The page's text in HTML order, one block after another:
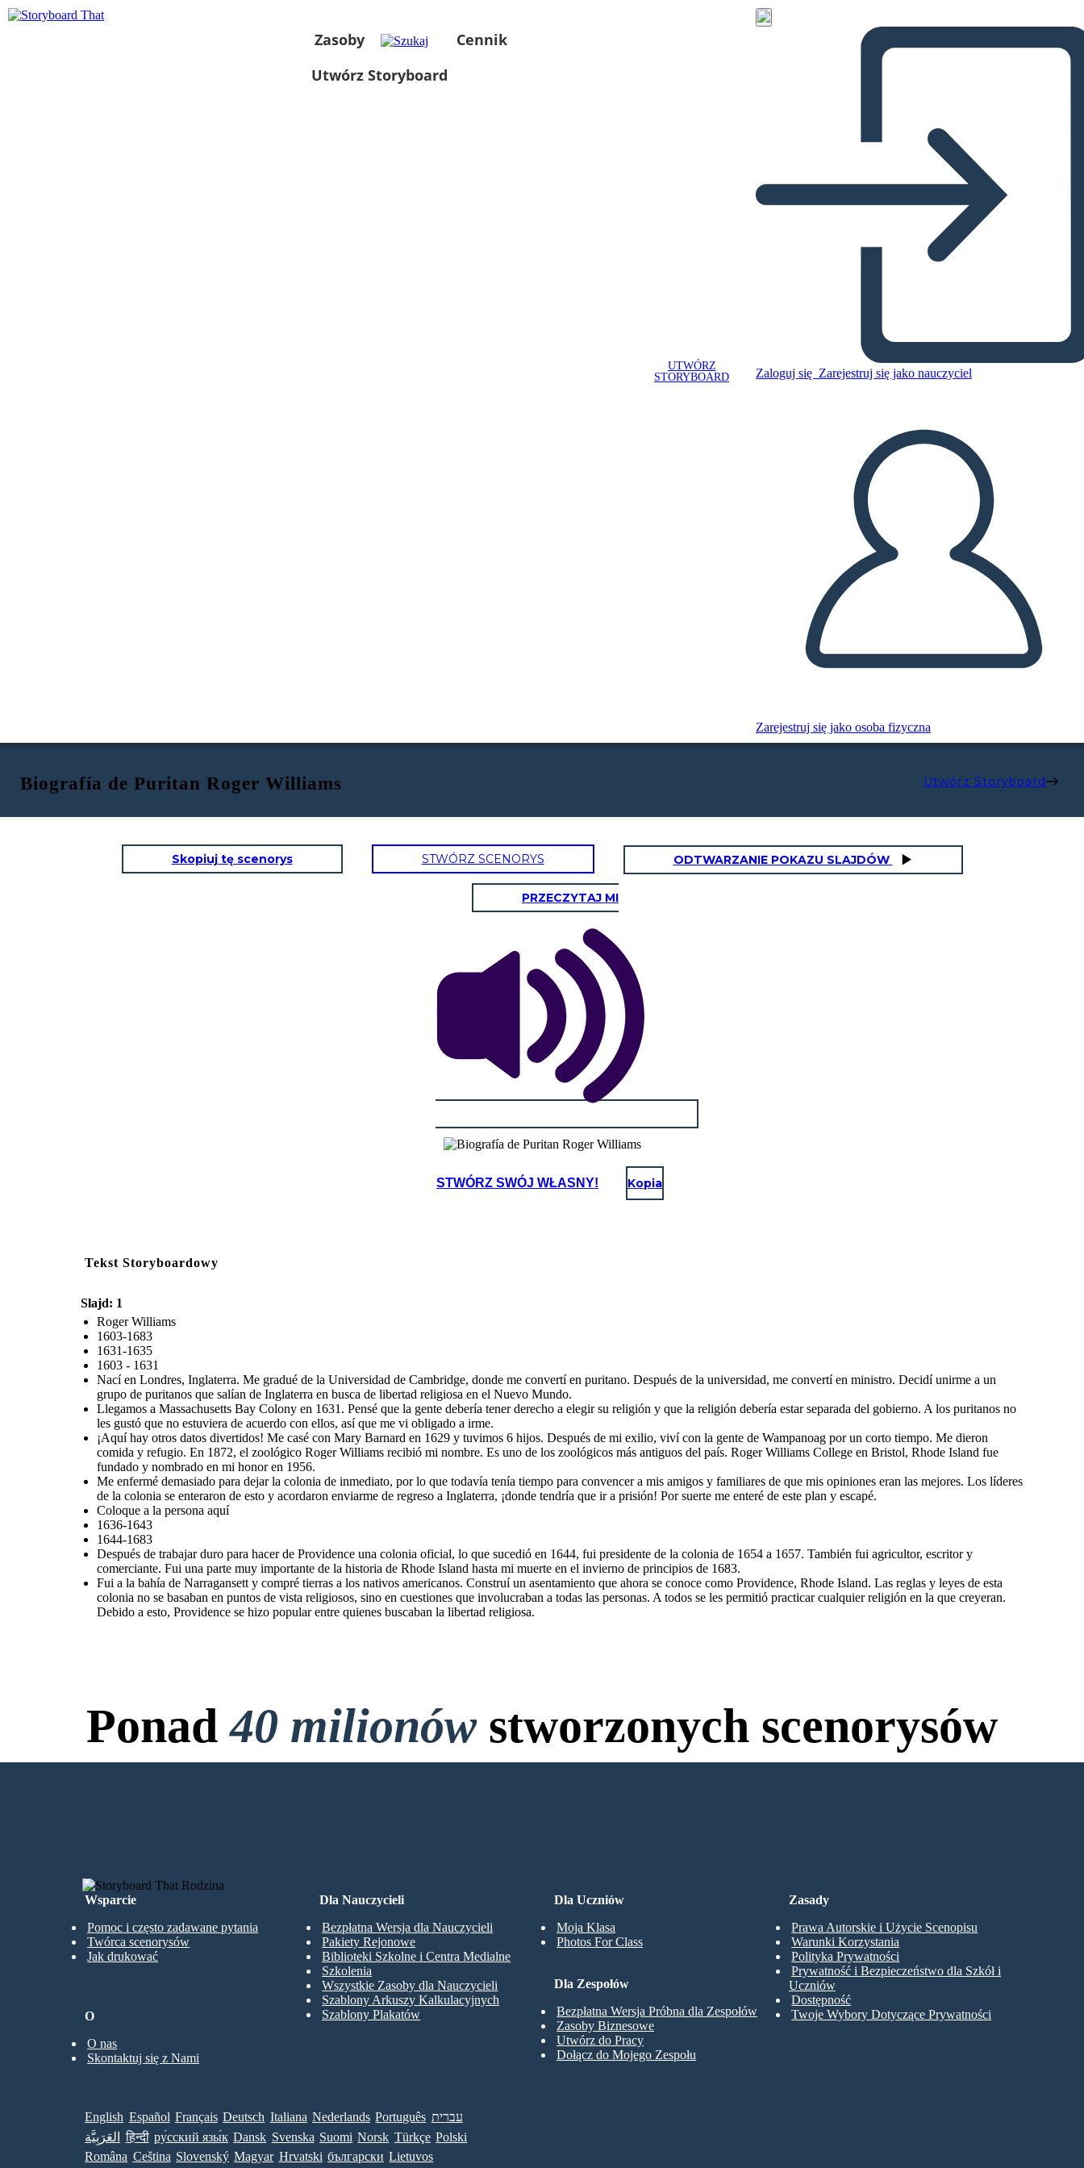
Zasoby
Cennik
Utwórz Storyboard
UTWÓRZ
STORYBOARD
Zaloguj się Zarejestruj się jako nauczyciel
Zarejestruj się jako osoba fizyczna
Biografía de Puritan Roger Williams Utwórz Storyboard
Skopiuj tę scenorys STWÓRZ SCENORYS ODTWARZANIE POKAZU SLAJDÓW
PRZECZYTAJ MI
STWÓRZ SWÓJ WŁASNY! Kopia
Tekst Storyboardowy
Slajd: 1
Roger Williams
1603-1683
1631-1635
1603 - 1631
Nací en Londres, Inglaterra. Me gradué de la Universidad de Cambridge, donde me convertí en puritano. Después de la universidad, me convertí en ministro. Decidí unirme a un
grupo de puritanos que salían de Inglaterra en busca de libertad religiosa en el Nuevo Mundo.
Llegamos a Massachusetts Bay Colony en 1631. Pensé que la gente debería tener derecho a elegir su religión y que la religión debería estar separada del gobierno. A los puritanos no
les gustó que no estuviera de acuerdo con ellos, así que me vi obligado a irme.
¡Aquí hay otros datos divertidos! Me casé con Mary Barnard en 1629 y tuvimos 6 hijos. Después de mi exilio, viví con la gente de Wampanoag por un corto tiempo. Me dieron
comida y refugio. En 1872, el zoológico Roger Williams recibió mi nombre. Es uno de los zoológicos más antiguos del país. Roger Williams College en Bristol, Rhode Island fue
fundado y nombrado en mi honor en 1956.
Me enfermé demasiado para dejar la colonia de inmediato, por lo que todavía tenía tiempo para convencer a mis amigos y familiares de que mis opiniones eran las mejores. Los líderes
de la colonia se enteraron de esto y acordaron enviarme de regreso a Inglaterra, ¡donde tendría que ir a prisión! Por suerte me enteré de este plan y escapé.
Coloque a la persona aquí
1636-1643
1644-1683
Después de trabajar duro para hacer de Providence una colonia oficial, lo que sucedió en 1644, fui presidente de la colonia de 1654 a 1657. También fui agricultor, escritor y
comerciante. Fui una parte muy importante de la historia de Rhode Island hasta mi muerte en el invierno de principios de 1683.
Fui a la bahía de Narragansett y compré tierras a los nativos americanos. Construí un asentamiento que ahora se conoce como Providence, Rhode Island. Las reglas y leyes de esta
colonia no se basaban en puntos de vista religiosos, sino en cuestiones que involucraban a todas las personas. A todos se les permitió practicar cualquier religión en la que creyeran.
Debido a esto, Providence se hizo popular entre quienes buscaban la libertad religiosa.
Ponad40 milionówstworzonych scenorysów
Bez Pobierania, bez Karty Kredytowej i bez Logowania, aby Spróbować!
Wsparcie
Pomoc i często zadawane pytania
Twórca scenorysów
Jak drukować
Dla Uczniów
Moja Klasa
Photos For Class
Dla Nauczycieli
Bezpłatna Wersja dla Nauczycieli
Pakiety Rejonowe
Biblioteki Szkolne i Centra Medialne
Szkolenia
Wszystkie Zasoby dla Nauczycieli
Szablony Arkuszy Kalkulacyjnych
Szablony Plakatów
Dla Zespołów
Bezpłatna Wersja Próbna dla Zespołów
Zasoby Biznesowe
Utwórz do Pracy
Dołącz do Mojego Zespołu
O
O nas
Skontaktuj się z Nami
Zasady
Prawa Autorskie i Użycie Scenopisu
Warunki Korzystania
Polityka Prywatności
Prywatność i Bezpieczeństwo dla Szkół i
Uczniów
Dostępność
Twoje Wybory Dotyczące Prywatności
English Español Français Deutsch Italiana Nederlands Português עברית
العَرَبِيَّة
हिन्दी ру́сский язы́к Dansk Svenska Suomi Norsk Türkçe Polski
Româna Ceština Slovenský Magyar Hrvatski български Lietuvos